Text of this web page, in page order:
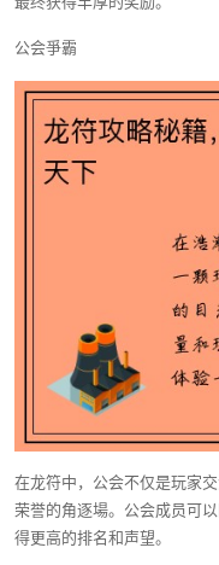
公会爭霸
在龙符中，公会不仅是玩家
荣誉的角逐場。公会成员可
得更高的排名和声望。